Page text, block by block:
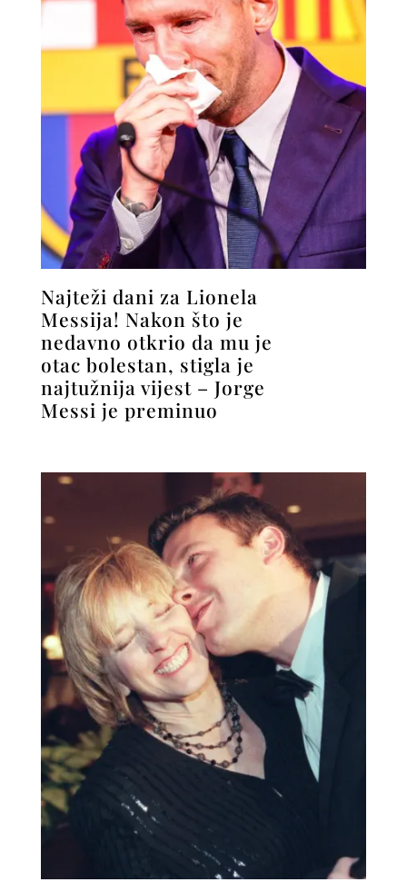
Najteži dani za Lionela
Messija! Nakon što je
nedavno otkrio da mu je
otac bolestan, stigla je
najtužnija vijest – Jorge
Messi je preminuo